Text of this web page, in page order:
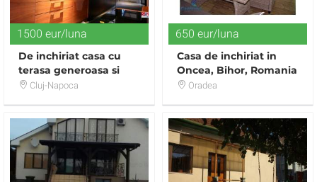
1500 eur/luna
De inchiriat casa cu
terasa generoasa si
panorama superba in
Cluj-Napoca
650 eur/luna
Casa de inchiriat in
Oncea, Bihor, Romania
-A0953
Oradea